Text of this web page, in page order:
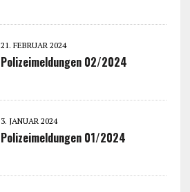
21. FEBRUAR 2024
Polizeimeldungen 02/2024
3. JANUAR 2024
Polizeimeldungen 01/2024